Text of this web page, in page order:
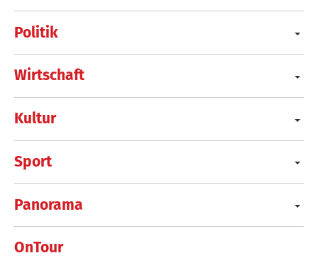
Politik
Wirtschaft
Kultur
Sport
Panorama
OnTour